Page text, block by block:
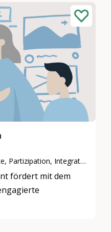
Generativität & Geschichte, Partizipation, Integration & Inklusion, Gemeinnütziges Engagement
fördert mit dem